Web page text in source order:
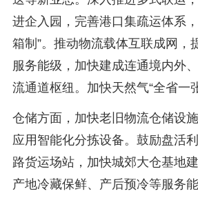
进企入园，完善港口集疏运体系，
箱制”。推动物流载体互联成网，
服务能级，加快建成连通境内外
流通道枢纽。加快天然气“全省一
仓储方面，加快老旧物流仓储设
应用智能化分拣设备。鼓励盘活
路货运场站，加快城郊大仓基地
产地冷藏保鲜、产后预冷等服务